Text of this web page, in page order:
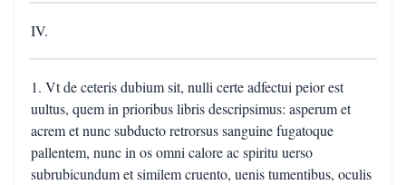
IV.
1. Vt de ceteris dubium sit, nulli certe adfectui peior est
uultus, quem in prioribus libris descripsimus: asperum et
acrem et nunc subducto retrorsus sanguine fugatoque
pallentem, nunc in os omni calore ac spiritu uerso
subrubicundum et similem cruento, uenis tumentibus, oculis